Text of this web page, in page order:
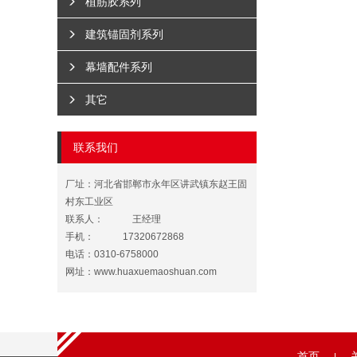
建筑锚固剂系列
幕墙配件系列
其它
联系我们
厂址：河北省邯郸市永年区讲武镇东赵王固
村东工业区
联系人：
王经理
手机：
17320672868
电话：0310-6758000
网址： www.huaxuemaoshuan.com